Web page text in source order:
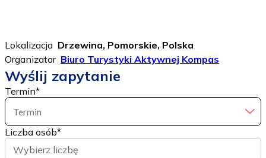
Lokalizacja Drzewina, Pomorskie, Polska
Organizator Biuro Turystyki Aktywnej Kompas
Wyślij zapytanie
Termin*
Termin
Liczba osób*
Wybierz liczbę